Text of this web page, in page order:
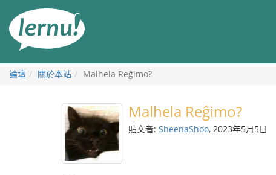
論壇 關於本站 Malhela Reĝimo?
Malhela Reĝimo?
貼文者: SheenaShoo, 2023年5月5日